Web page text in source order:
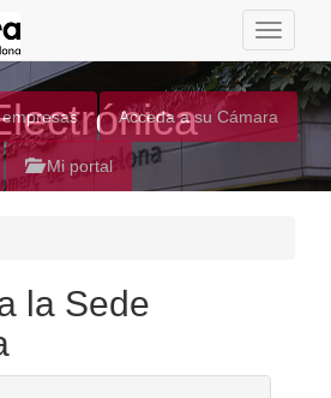
Toggle
Acceda a su Cámara
Mi portal
la Sede